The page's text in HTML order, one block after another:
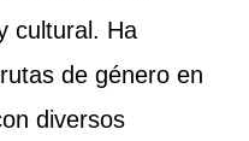
cultural. Ha
de género en
diversos